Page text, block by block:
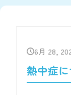
6月 28,
熱中症